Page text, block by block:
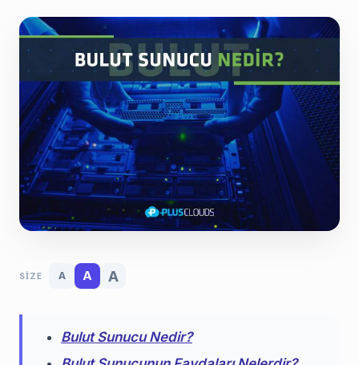
SIZE A A A
Bulut Sunucu Nedir?